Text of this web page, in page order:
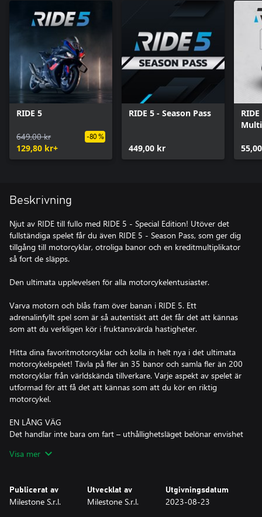
RIDE 5
649,00 kr
129,80 kr+
-80 %
RIDE 5 - Season Pass
449,00 kr
Beskrivning
Njut av RIDE till fullo med RIDE 5 - Special Edition! Utöver det
fullständiga spelet får du även RIDE 5 - Season Pass, som ger dig
tillgång till motorcyklar, otroliga banor och en kreditmultiplikator
så fort de släpps.
Den ultimata upplevelsen för alla motorcykelentusiaster.
Varva motorn och blås fram över banan i RIDE 5. Ett
adrenalinfyllt spel som är så autentiskt att det får det att kännas
som att du verkligen kör i fruktansvärda hastigheter.
Hitta dina favoritmotorcyklar och kolla in helt nya i det ultimata
motorcykelspelet! Tävla på fler än 35 banor och samla fler än 200
motorcyklar från världskända tillverkare. Varje aspekt av spelet är
utformad för att få det att kännas som att du kör en riktig
motorcykel.
EN LÅNG VÄG
Det handlar inte bara om fart – uthållighetsläget belönar envishet
– du kan spara, avsluta och fortsätta senare när det behövs. Håll
FRÅN INGEN TILL KINGEN
Visa mer
Publicerat av
Milestone S.r.l.
Utvecklat av
Milestone S.r.l.
Utgivningsdatum
2023-08-23